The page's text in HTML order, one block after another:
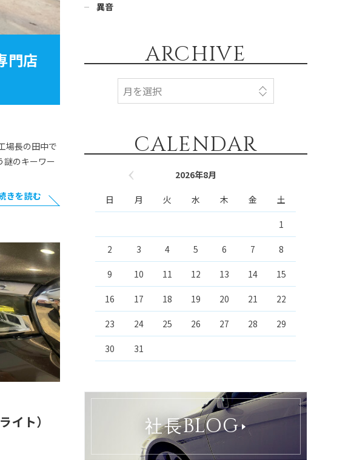
門店
場長の田中で
謎のキーワー
きを読む
イト）
異音
ARCHIVE
CALENDAR
2026年8月
日 月 火 水 木 金 土
« 9月
1
2 3 4 5 6 7 8
9 10 11 12 13 14 15
16 17 18 19 20 21 22
23 24 25 26 27 28 29
30 31
社長BLOG